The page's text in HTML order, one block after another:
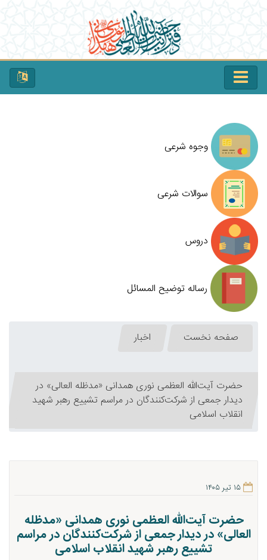
وجوه شرعی
سوالات شرعی
دروس
رساله توضیح المسائل
صفحه نخست اخبار
حضرت آیت‌الله العظمی نوری همدانی «مدظله العالی» در
دیدار جمعی از شرکت‌کنندگان در مراسم تشییع رهبر شهید
انقلاب اسلامی
۱۵ تیر ۱۴۰۵
حضرت آیت‌الله العظمی نوری همدانی «مدظله
العالی» در دیدار جمعی از شرکت‌کنندگان در مراسم
تشییع رهبر شهید انقلاب اسلامی